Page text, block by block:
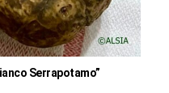
Serrapotamo”